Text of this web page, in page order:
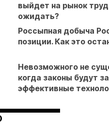
Выставка «Рудник
выйдет на рынок
ожидать?
Россыпная добыча
позиции. Как это
Невозможного не
когда законы будут
эффективные